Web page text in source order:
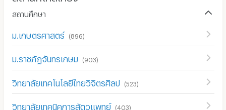
สถานศึกษา
ม.เกษตรศาสตร์ (896)
ม.ราชภัฏจันทรเกษม (903)
วิทยาลัยเทคโนโลยีไทยวิจิตรศิลป (523)
วิทยาลัยเทคนิคการสัตวแพทย์ (403)